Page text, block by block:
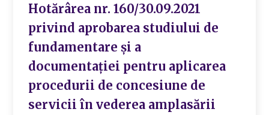
Hotărârea nr. 160/30.09.2021
privind aprobarea studiului de
fundamentare și a
documentației pentru aplicarea
procedurii de concesiune de
servicii în vederea amplasării